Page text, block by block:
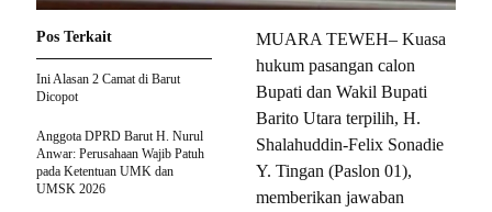
MUARA TEWEH– Kuasa
hukum pasangan calon
Bupati dan Wakil Bupati
Barito Utara terpilih, H.
Shalahuddin-Felix Sonadie
Y. Tingan (Paslon 01),
memberikan jawaban
Pos Terkait
Ini Alasan 2 Camat di Barut
Dicopot
Anggota DPRD Barut H. Nurul
Anwar: Perusahaan Wajib Patuh
pada Ketentuan UMK dan
UMSK 2026